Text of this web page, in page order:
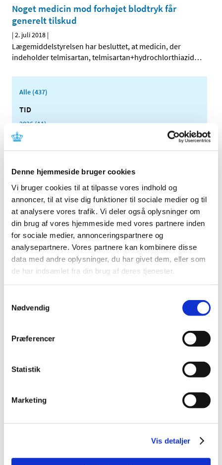
Denne hjemmeside bruger cookies
Vi bruger cookies til at tilpasse vores indhold og
annoncer, til at vise dig funktioner til sociale medier og til
at analysere vores trafik. Vi deler også oplysninger om
din brug af vores hjemmeside med vores partnere inden
for sociale medier, annonceringspartnere og
analysepartnere. Vores partnere kan kombinere disse
data med andre oplysninger, du har givet dem, eller som
de har indsamlet fra din brug af deres tjenester.
Nødvendig
Præferencer
Statistik
Marketing
Vis detaljer
Noget medicin mod forhøjet blodtryk får
generelt tilskud
|2. juli 2018 |
Lægemiddelstyrelsen har besluttet, at medicin, der
indeholder telmisartan, telmisartan+hydrochlorthiazid…
Alle (437)
TID
2026 (11)
2025 (10)
2024 (7)
2021 (24)
2020 (7)
2019 (39)
2018 (40)
december (4)
november (1)
oktober (4)
september (5)
juli (4)
maj (4)
marts (5)
2017 (31)
2013 (44)